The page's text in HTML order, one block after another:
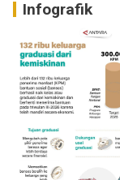
Infografik